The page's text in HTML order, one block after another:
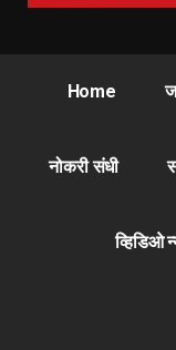
Home
नोकरी संधी
व्हिडिओ